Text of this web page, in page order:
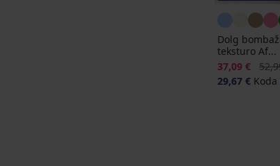
Dolg
teksturo Af...
Popust
37,09 €
29,67 € Koda